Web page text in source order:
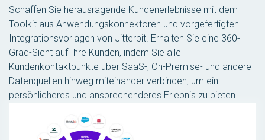
Schaffen Sie herausragende Kundenerlebnisse mit dem
Toolkit aus Anwendungskonnektoren und vorgefertigten
Integrationsvorlagen von Jitterbit. Erhalten Sie eine 360-
Grad-Sicht auf Ihre Kunden, indem Sie alle
Kundenkontaktpunkte über SaaS-, On-Premise- und andere
Datenquellen hinweg miteinander verbinden, um ein
persönlicheres und ansprechenderes Erlebnis zu bieten.